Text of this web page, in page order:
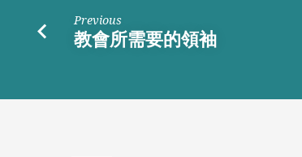
Previous
教會所需要的領袖